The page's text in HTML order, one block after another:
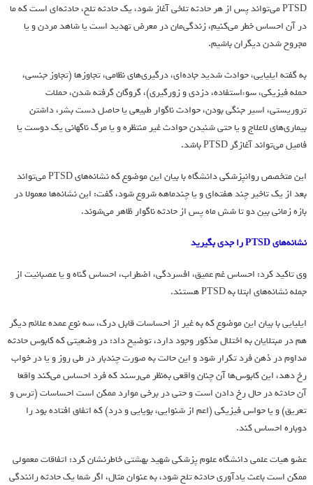
PTSD می‌تواند پس از هر حادثه تلخی آغاز شود، یک حادثه تلخ، حادثه‌ای است که ما
در آن احساس خطر می‌کنیم، زندگی‌مان در معرض تهدید است یا شاهد مردن و یا
مجروح شدن دیگران باشیم.
به گفته ایلیایی، حوادث شدید جاده‌ای، درگیری‌های نظامی، تجاوز‌ها (تجاوز جنسی،
حمله فیزیکی، سوءاستفاده، دزدی و زورگیری)، گروگان گرفته شدن، حملات
تروریستی، اسیر جنگی بودن، حوادث ناگوار طبیعی یا حاصل دست بشر، داشتن
بیماری‌های لاعلاج و یا حتی شنیدن حوادث غیر منتظره و یا مرگ ناگهانی یک دوست یا
فامیل می‌تواند آغازگر PTSD باشد.
این متخصص روانپزشکی دانشگاه با بیان این موضوع که نشانه‌های PTSD می‌تواند
بعد از یک تاخیر چند هفته‌ای و یا چندماهه شروع شود، گفت: این نشانه‌ها معمولا در
بازه زمانی بین دو تا شش ماه پس از حادثه ناگوار ظاهر می‌شوند.
نشانه‌های PTSD را جدی بگیرید
وی تاکید کرد: احساس غم عمیق، افسردگی، اضطراب، احساس گناه و یا عصبانیت از
جمله نشانه‌های ابتلا به PTSD هستند.
ایلیایی با بیان این موضوع که به غیر از احساسات قابل درک، سه نوع عمده علائم دیگر
هم در مبتلایان به اختلال مذکور وجود دارد، توضیح داد: در وضعیتی که کابوس حادثه
مداوم در ذهن فرد تکرار شود و این حالت به صورت چندبار در طی روز و یا در خواب
رخ دهد، این کابوس‌ها آن چنان واقعی به‌نظر می‌رسند که فرد احساس می‌کند واقعا
آن حادثه در حال رخ دادن است و حتی در برخی موارد ممکن است احساسات (ترس و
تعریق) و یا حواس فیزیکی (اعم از شنوایی، بویایی و درد) که اتفاق افتاده بود را
دوباره احساس کند.
عضو هیات علمی دانشگاه علوم پزشکی شهید بهشتی خاطرنشان کرد: اتفاقات معمولی
ممکن است باعث یادآوری حادثه تلخ شود، به عنوان مثال، اگر شما یک حادثه رانندگی